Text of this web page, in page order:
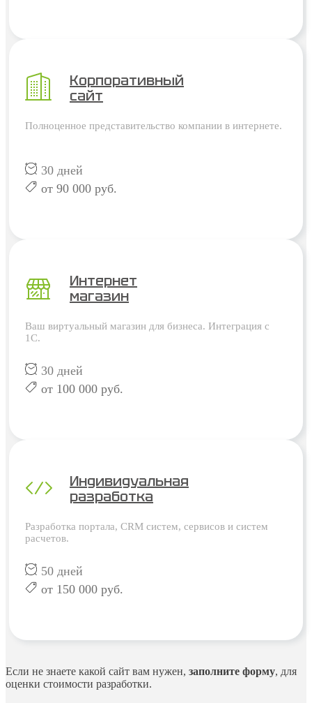
Корпоративный
сайт
Полноценное представительство компании в интернете.
30 дней
от 90 000 руб.
Интернет
магазин
Ваш виртуальный магазин для бизнеса. Интеграция с
1С.
30 дней
от 100 000 руб.
Индивидуальная
разработка
Разработка портала, CRM систем, сервисов и систем
расчетов.
50 дней
от 150 000 руб.
Если не знаете какой сайт вам нужен, заполните форму, для
оценки стоимости разработки.